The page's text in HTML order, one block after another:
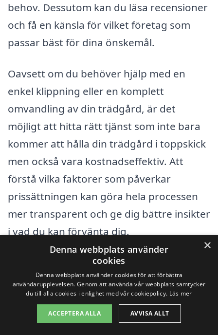
behov. Dessutom kan du läsa recensioner
och få en känsla för vilket företag som
passar bäst för dina önskemål.
Oavsett om du behöver hjälp med en
enkel klippning eller en komplett
omvandling av din trädgård, är det
möjligt att hitta rätt tjänst som inte bara
kommer att hålla din trädgård i toppskick
men också vara kostnadseffektiv. Att
förstå vilka faktorer som påverkar
prissättningen kan göra hela processen
mer transparent och ge dig bättre insikter
i vad du kan förvänta dig.
Få 3 erbjudanden, gratis och utan
förpliktelser
×
Denna webbplats använder
cookies
Denna webbplats använder cookies för att förbättra
användarupplevelsen. Genom att använda vår webbplats samtycker
du till alla cookies i enlighet med vår cookiepolicy. Läs mer
ACCEPTERA ALLA AVVISA ALLT